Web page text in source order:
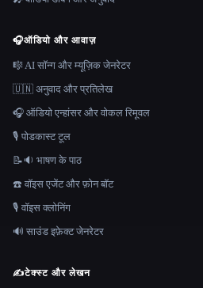
🎧ऑडियो और आवाज़
🎼 AI सॉन्ग और म्यूज़िक जेनरेटर
🇺🇳 अनुवाद और प्रतिलेख
🎧 ऑडियो एन्हांसर और वोकल रिमूवल
🎙️ पोडकास्ट टूल
📝🔉 भाषण के पाठ
☎️ वॉइस एजेंट और फ़ोन बॉट
🎙️ वॉइस क्लोनिंग
🔊 साउंड इफ़ेक्ट जेनरेटर
✍️टेक्स्ट और लेखन